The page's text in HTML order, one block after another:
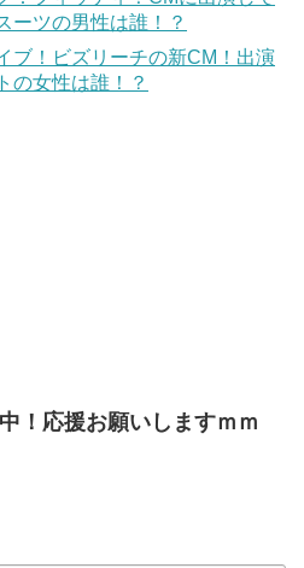
ーツの男性は誰！？
ブ！ビズリーチの新CM！出演
の女性は誰！？
！応援お願いしますｍｍ